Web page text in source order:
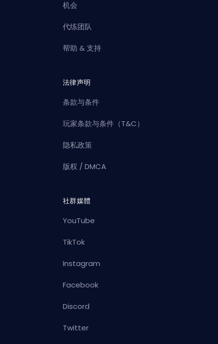
机会
代练团队
帮助 & 支持
法律声明
条款与条件
玩家条款与条件（T&C）
隐私政策
版权 / DMCA
社群媒體
YouTube
TikTok
Instagram
Facebook
Discord
Twitter